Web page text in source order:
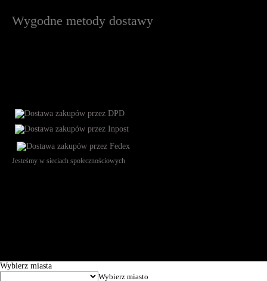
Wygodne metody dostawy
Jesteśmy w sieciach społecznościowych
Wybierz miasta